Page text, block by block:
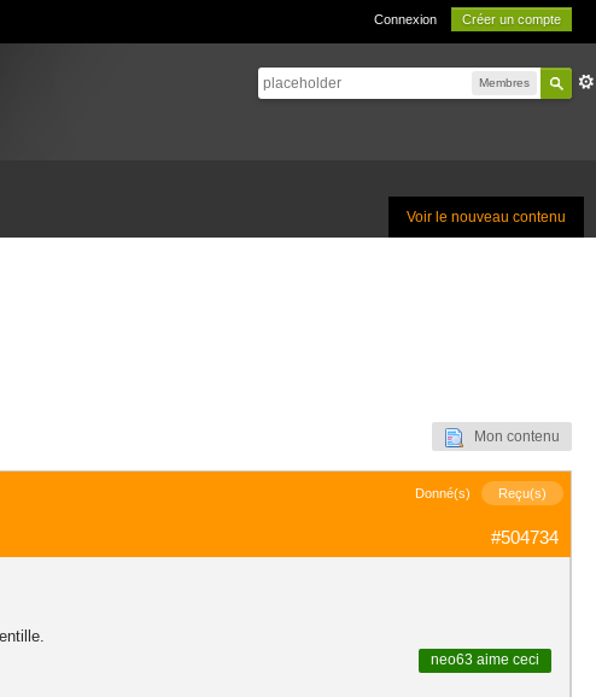
Connexion Créer un compte
Membres
Voir le nouveau contenu
Mon contenu
Donné(s) Reçu(s)
#504734
neo63 aime ceci